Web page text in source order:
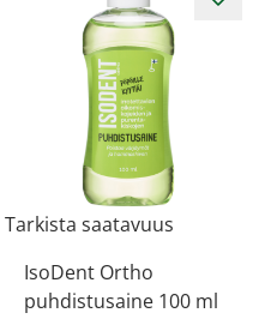
Tarkista saatavuus
IsoDent Ortho
puhdistusaine 100 ml